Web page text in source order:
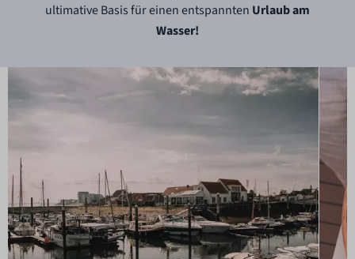
ultimative Basis für einen entspannten Urlaub am
Wasser!